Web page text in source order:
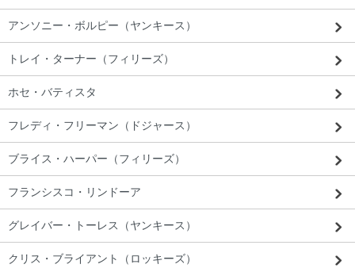
アンソニー・ボルピー（ヤンキース）
トレイ・ターナー（フィリーズ）
ホセ・バティスタ
フレディ・フリーマン（ドジャース）
ブライス・ハーパー（フィリーズ）
フランシスコ・リンドーア
グレイバー・トーレス（ヤンキース）
クリス・ブライアント（ロッキーズ）